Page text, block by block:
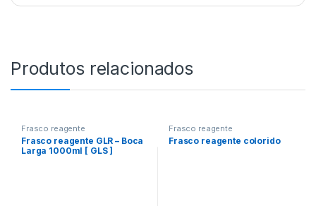
Produtos relacionados
Frasco reagente
Frasco reagente GLR – Boca
Larga 1000ml [ GLS ]
Frasco reagente
Frasco reagente colorido